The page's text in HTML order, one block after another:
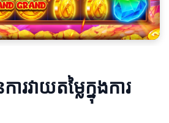
រវាយតម្លៃក្នុងការ